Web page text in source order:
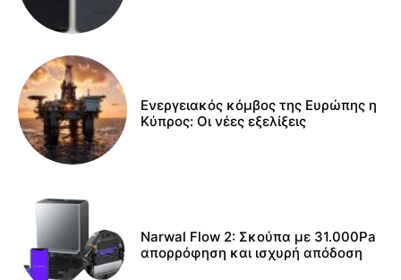
Ενεργειακός κόμβος της Ευρώπης η
Κύπρος: Οι νέες εξελίξεις
Narwal Flow 2: Σκούπα με 31.000Pa
απορρόφηση και ισχυρή απόδοση